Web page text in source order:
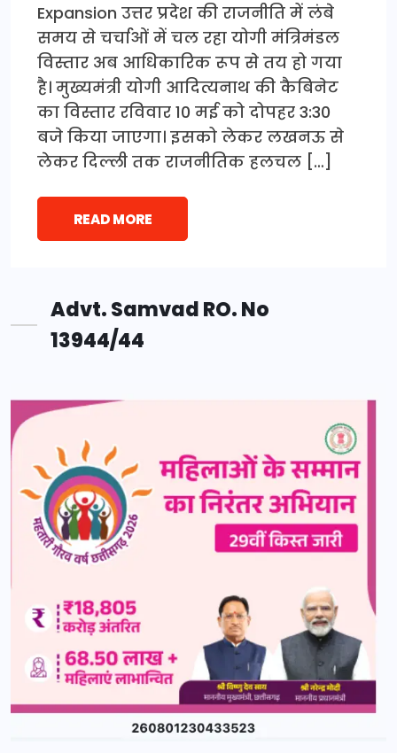
Expansion उत्तर प्रदेश की राजनीति में लंबे
समय से चर्चाओं में चल रहा योगी मंत्रिमंडल
विस्तार अब आधिकारिक रूप से तय हो गया
है। मुख्यमंत्री योगी आदित्यनाथ की कैबिनेट
का विस्तार रविवार 10 मई को दोपहर 3:30
बजे किया जाएगा। इसको लेकर लखनऊ से
लेकर दिल्ली तक राजनीतिक हलचल […]
READ MORE
Advt. Samvad RO. No
13944/44